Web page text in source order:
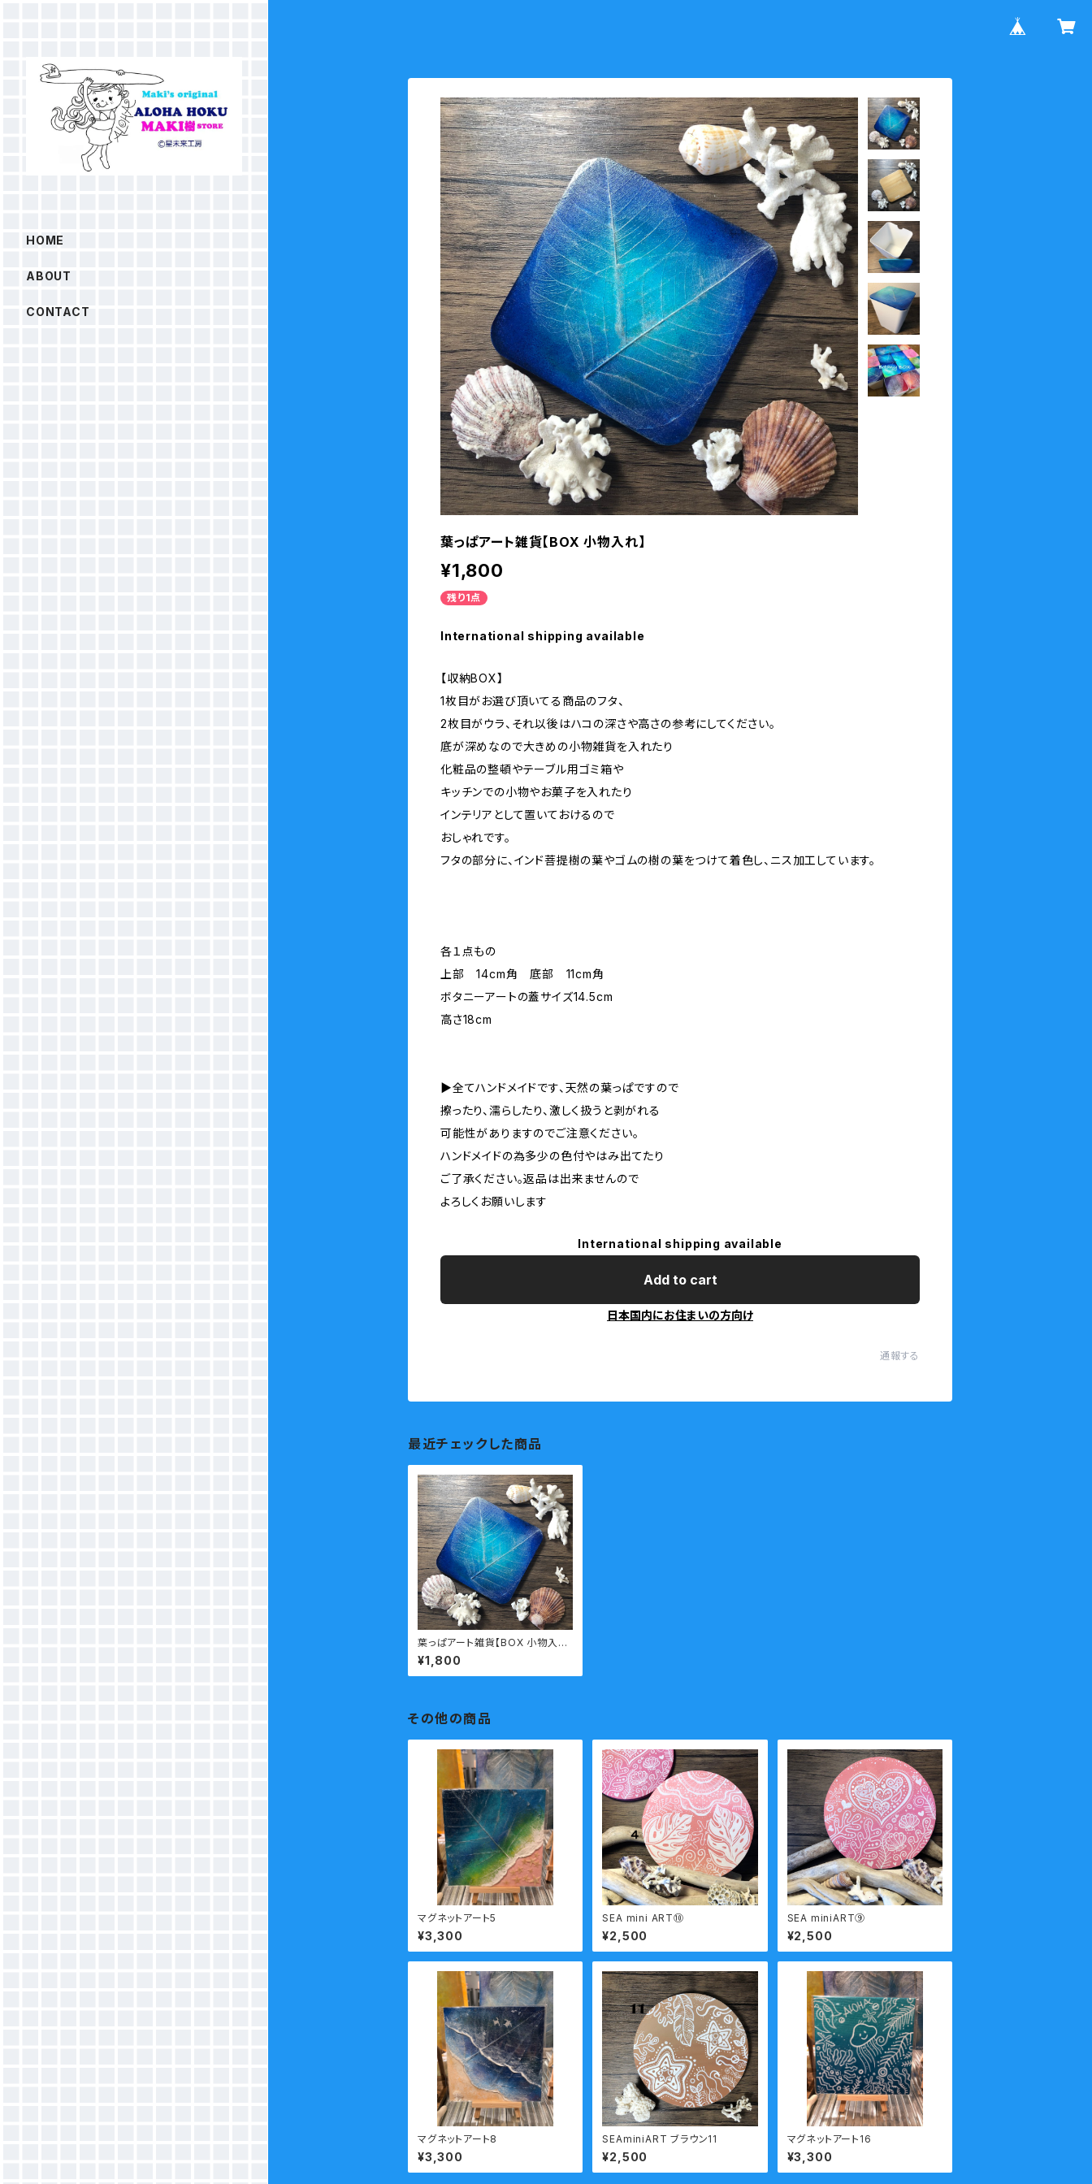
葉っぱアート雑貨【BOX 小物入れ】
¥1,800
残り1点
International shipping available
【収納BOX】
1枚目がお選び頂いてる商品のフタ、
2枚目がウラ、それ以後はハコの深さや高さの参考にしてください。
底が深めなので大きめの小物雑貨を入れたり
化粧品の整頓やテーブル用ゴミ箱や
キッチンでの小物やお菓子を入れたり
インテリアとして置いておけるので
おしゃれです。
フタの部分に、インド菩提樹の葉やゴムの樹の葉をつけて着色し、ニス加工しています。
各１点もの
上部 14cm角 底部 11cm角
ボタニーアートの蓋サイズ14.5cm
高さ18cm
▶︎全てハンドメイドです、天然の葉っぱですので
擦ったり、濡らしたり、激しく扱うと剥がれる
可能性がありますのでご注意ください。
ハンドメイドの為多少の色付やはみ出てたり
ご了承ください。返品は出来ませんので
よろしくお願いします
International shipping available
Add to cart
日本国内にお住まいの方向け
通報する
最近チェックした商品
葉っぱアート雑貨【BOX 小物入
れ】
¥1,800
その他の商品
マグネットアート5
¥3,300
SEA mini ART⑩
¥2,500
SEA miniART⑨
¥2,500
マグネットアート8
¥3,300
SEAminiART ブラウン11
¥2,500
マグネットアート16
¥3,300
HOME
ABOUT
CONTACT